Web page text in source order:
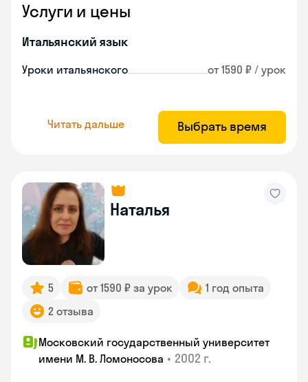
Услуги и цены
Итальянский язык
Уроки итальянского от 1590 ₽ / урок
Читать дальше Выбрать время
Наталья
5 от 1590 ₽ за урок
1 год опыта
2 отзыва
Московский государственный университет
имени М. В. Ломоносова • 2002 г.